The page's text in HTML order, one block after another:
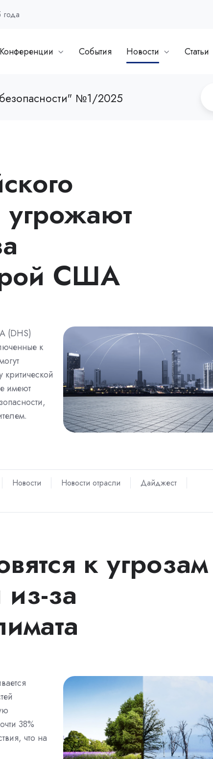
года
Конференции События Новости Статьи
№1/2025
угрожают
США
(DHS)
к
имеют
Новости Новости отрасли
Дайджест
к угрозам
за
38%
что на